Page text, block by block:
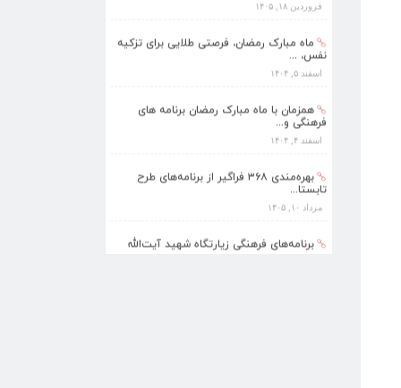
فروردین ۱۸, ۱۴۰۵
ماه مبارک رمضان، فرصتی طلایی برای تزکیه
نفس، ...
اسفند ۵, ۱۴۰۴
همزمان با ماه مبارک رمضان برنامه های
فرهنگی و...
اسفند ۴, ۱۴۰۴
بهره‌مندی ۳۶۸ فراگیر از برنامه‌های طرح
تابستا...
مرداد ۱۰, ۱۴۰۵
برنامه‌های فرهنگی زیارتگاه شهید آیت‌الله